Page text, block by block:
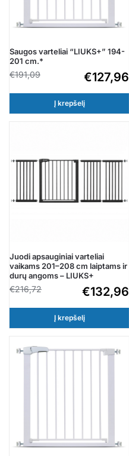
Saugos varteliai “LIUKS+” 194-
201 cm.*
€191,09 €127,96
Į krepšelį
Juodi apsauginiai varteliai
vaikams 201–208 cm laiptams ir
durų angoms – LIUKS+
€216,72 €132,96
Į krepšelį